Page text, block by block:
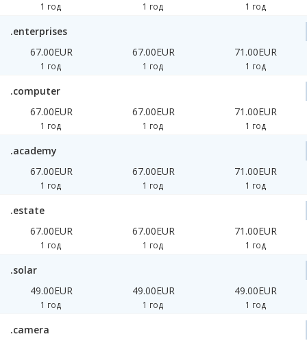
1 год 1 год 1 год
.enterprises
67.00EUR
1 год
67.00EUR
1 год
71.00EUR
1 год
.computer
67.00EUR
1 год
67.00EUR
1 год
71.00EUR
1 год
.academy
67.00EUR
1 год
67.00EUR
1 год
71.00EUR
1 год
.estate
67.00EUR
1 год
67.00EUR
1 год
71.00EUR
1 год
.solar
49.00EUR
1 год
49.00EUR
1 год
49.00EUR
1 год
.camera